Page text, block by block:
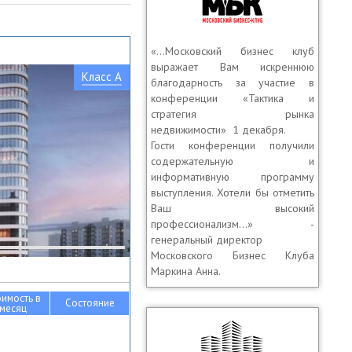
Класс A
в
месяц Состояние
«…Московский бизнес клуб
выражает Вам искреннюю
благодарность за участие в
конференции «Тактика и
стратегия рынка
недвижимости» 1 декабря.
Гости конференции получили
содержательную и
информативную программу
выступления. Хотели бы отметить
Ваш высокий
профессионализм…» -
генеральный директор
Московского Бизнес Клуба
Маркина Анна.